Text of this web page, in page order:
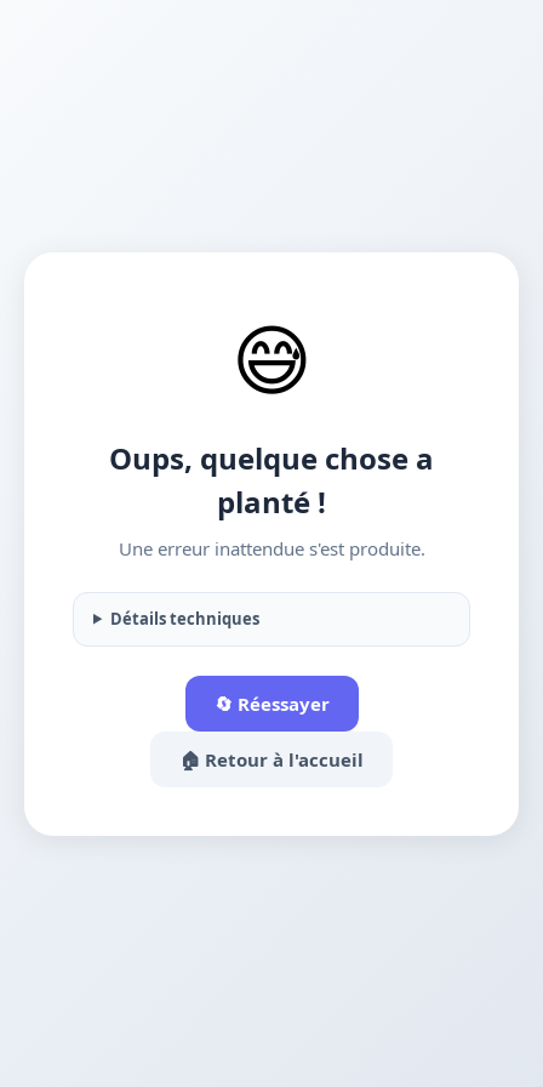
😅
Oups, quelque chose a
planté !
Une erreur inattendue s'est produite.
Détails techniques
🔄 Réessayer
🏠 Retour à l'accueil